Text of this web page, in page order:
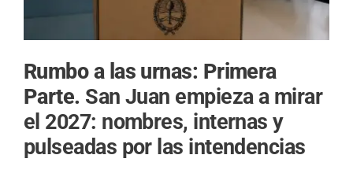
Rumbo a las urnas: Primera
Parte. San Juan empieza a mirar
el 2027: nombres, internas y
pulseadas por las intendencias